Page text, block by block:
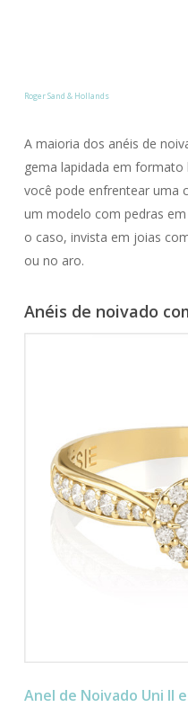
Roger Sand & Hollands
A maioria dos anéis de
gema lapidada em
você pode enfrentear uma
um modelo com pedras
o caso, invista em joias
ou no aro.
Anéis de noivado
Anel de Noivado Uni II